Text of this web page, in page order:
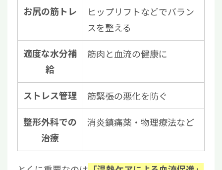
お尻の筋トレ
ヒップリフトなどでバラン
スを整える
適度な水分補
給
筋肉と血流の健康に
ストレス管理 筋緊張の悪化を防ぐ
整形外科での
治療
消炎鎮痛薬・物理療法など